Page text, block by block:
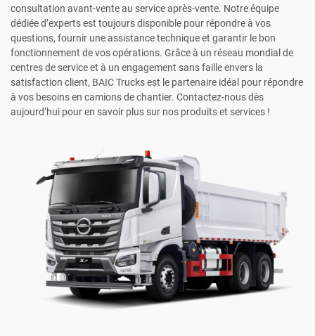
consultation avant-vente au service après-vente. Notre équipe
dédiée d’experts est toujours disponible pour répondre à vos
questions, fournir une assistance technique et garantir le bon
fonctionnement de vos opérations. Grâce à un réseau mondial de
centres de service et à un engagement sans faille envers la
satisfaction client, BAIC Trucks est le partenaire idéal pour répondre
à vos besoins en camions de chantier. Contactez-nous dès
aujourd’hui pour en savoir plus sur nos produits et services !